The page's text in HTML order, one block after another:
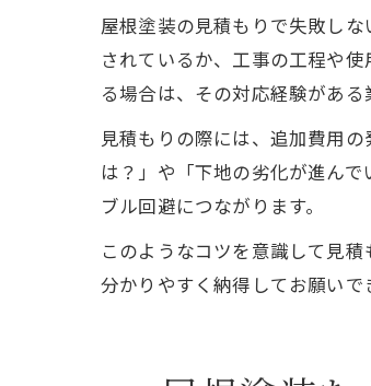
屋根塗装の見積もりで失敗し
されているか、工事の工程や
る場合は、その対応経験がある
見積もりの際には、追加費用
は？」や「下地の劣化が進ん
ブル回避につながります。
このようなコツを意識して見
分かりやすく納得してお願いで